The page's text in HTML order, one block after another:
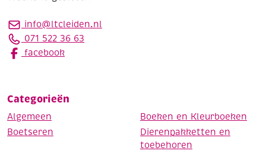
info@ltcleiden.nl
071 522 36 63
facebook
Categorieën
Algemeen
Boeken en Kleurboeken
Boetseren
Dierenpakketten en
toebehoren